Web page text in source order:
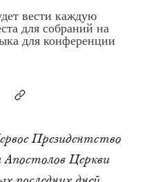
вести каждую
для собраний на
для конференции
Президентство
Церкви